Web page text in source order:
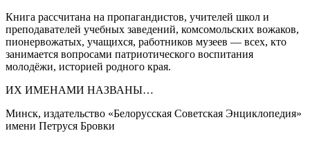
Книга рассчитана на пропагандистов, учителей школ и
преподавателей учебных заведений, комсомольских вожаков,
пионервожатых, учащихся, работников музеев — всех, кто
занимается вопросами патриотического воспитания
молодёжи, историей родного края.
ИХ ИМЕНАМИ НАЗВАНЫ…
Минск, издательство «Белорусская Советская Энциклопедия»
имени Петруся Бровки